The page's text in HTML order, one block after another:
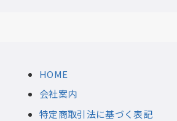
HOME
会社案内
特定商取引法に基づく表記